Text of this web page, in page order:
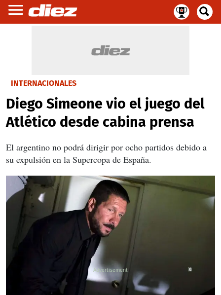
INTERNACIONALES
Diego Simeone vio el juego del
Atlético desde cabina prensa
El argentino no podrá dirigir por ocho partidos debido a
su expulsión en la Supercopa de España.
X